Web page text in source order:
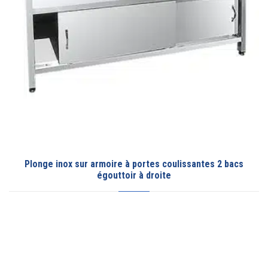
inox sur armoire à portes coulissantes 2 bacs
égouttoir à droite